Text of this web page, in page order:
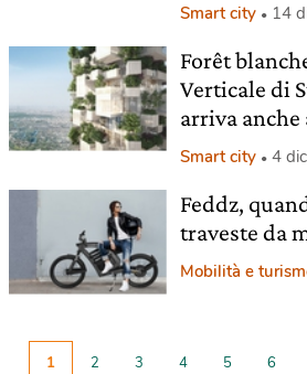
Smart city 14
Forêt
Verticale di
arriva anche
Smart city 4
Feddz,
traveste da
Mobilità e
1 2 3 4 5 6